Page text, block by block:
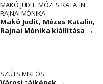
MAKÓ JUDIT,MÓZES KATALIN,
RAJNAI MÓNIKA
Makó Judit, Mózes Katalin,
Rajnai Mónika kiállítása →
SZÜTS MIKLÓS